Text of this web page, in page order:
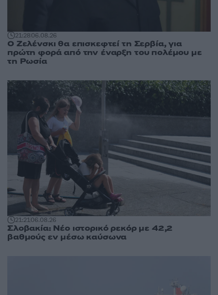
21:2806.08.26
Ο Ζελένσκι θα επισκεφτεί τη Σερβία, για
πρώτη φορά από την έναρξη του πολέμου με
τη Ρωσία
21:2106.08.26
Σλοβακία: Νέο ιστορικό ρεκόρ με 42,2
βαθμούς εν μέσω καύσωνα